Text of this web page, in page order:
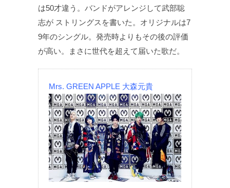
は50才違う。バンドがアレンジして武部聡
志が ストリングスを書いた。オリジナルは7
9年のシングル。発売時よりもその後の評価
が高い。まさに世代を超えて届いた歌だ。
Mrs. GREEN APPLE 大森元貴